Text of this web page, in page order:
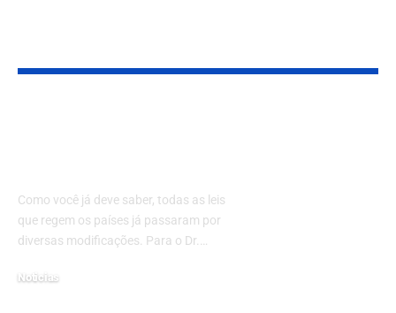
Como você já deve saber, todas as leis
que regem os países já passaram por
diversas modificações. Para o Dr.…
Noticias